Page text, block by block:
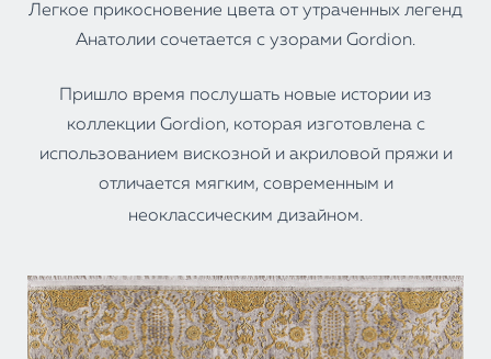
Легкое прикосновение цвета от утраченных легенд
Анатолии сочетается с узорами Gordion.
Пришло время послушать новые истории из
коллекции Gordion, которая изготовлена с
использованием вискозной и акриловой пряжи и
отличается мягким, современным и
неоклассическим дизайном.